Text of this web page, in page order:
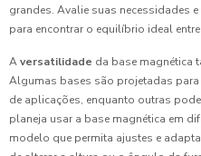
grandes. Avalie suas necessidades
para encontrar o equilíbrio ideal
Aversatilidade da base magnética
Algumas bases são projetadas
de aplicações, enquanto outras
planeja usar a base magnética em
modelo que permita ajustes e